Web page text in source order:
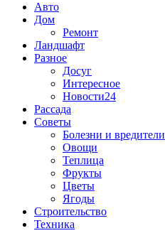
Авто
Дом
Ремонт
Ландшафт
Разное
Досуг
Интересное
Новости24
Рассада
Советы
Болезни и вредители
Овощи
Теплица
Фрукты
Цветы
Ягоды
Строительство
Техника